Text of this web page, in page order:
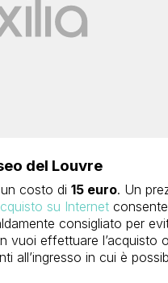
del Louvre
costo di 15 euro. Un
su Internet
consigliato per
vuoi effettuare l’acquisto
all’ingresso in cui è